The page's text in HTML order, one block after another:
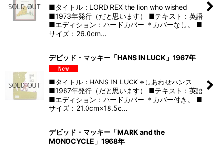
■タイトル：LORD REX the lion who wished
■1973年発行（だと思います） ■テキスト：英語
■エディション：ハードカバー ＊カバーなし。 ■
サイズ：26.0cm…
デビッド・マッキー「HANS IN LUCK」1967年
■タイトル：HANS IN LUCK ※しあわせハンス
■1967年発行（だと思います） ■テキスト：英語
■エディション：ハードカバー ＊カバー付き。 ■
サイズ：21.0cm×18.5c…
デビッド・マッキー「MARK and the
MONOCYCLE」1968年